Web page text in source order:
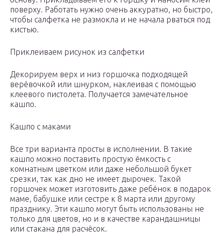
поверху. Работать нужно очень аккуратно, но быстро,
чтобы салфетка не размокла и не начала рваться под
кистью.
Приклеиваем рисунок из салфетки
Декорируем верх и низ горшочка подходящей
верёвочкой или шнурком, наклеивая с помощью
клеевого пистолета. Получается замечательное
кашпо.
Кашпо с маками
Все три варианта просты в исполнении. В такие
кашпо можно поставить простую ёмкость с
комнатным цветком или даже небольшой букет
срезки, так как дно не имеет дырочек. Такой
горшочек может изготовить даже ребёнок в подарок
маме, бабушке или сестре к 8 марта или другому
празднику. Эти кашпо могут быть использованы не
только для цветов, но и в качестве карандашницы
или стакана для расчёсок.